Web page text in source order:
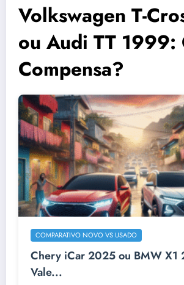
Volkswagen T-
ou Audi TT 1999:
Compensa?
COMPARATIVO NOVO VS USADO
Chery iCar 2025 ou BMW X1
Vale...